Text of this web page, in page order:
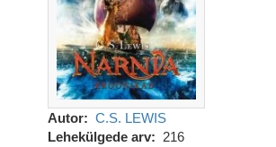
Autor
C.S. LEWIS
Lehekülgede arv
216